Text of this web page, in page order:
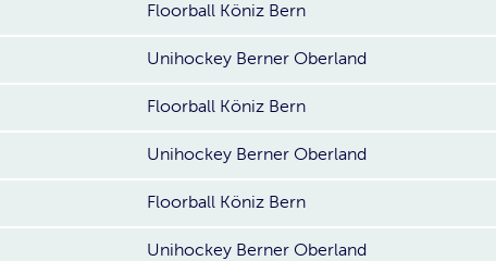
Floorball Köniz Bern
Unihockey Berner Oberland
Floorball Köniz Bern
Unihockey Berner Oberland
Floorball Köniz Bern
Unihockey Berner Oberland